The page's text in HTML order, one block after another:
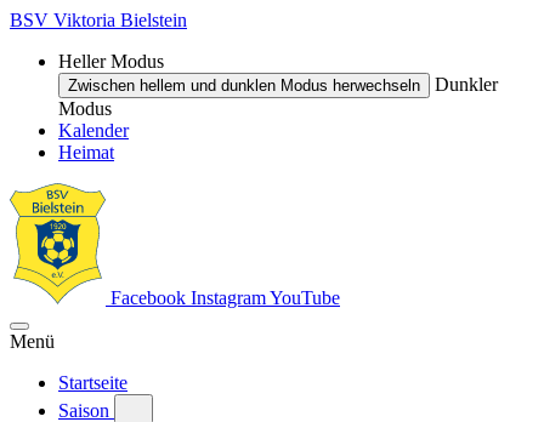
BSV Viktoria Bielstein
Heller Modus
Zwischen hellem und dunklen Modus herwechseln
Dunkler
Modus
Kalender
Heimat
Facebook InstagramYouTube
Menü
Startseite
Saison